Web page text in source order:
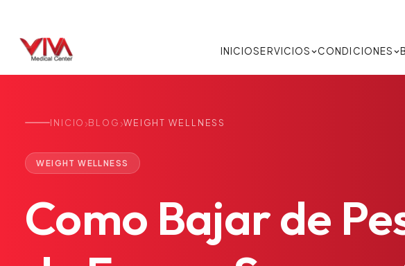
INICIOSERVICIOS CONDICIONES
INICIO ›BLOG ›WEIGHT WELLNESS
WEIGHT WELLNESS
Como Bajarde